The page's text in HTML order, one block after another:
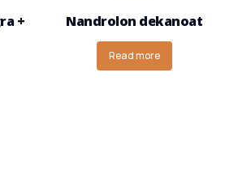
+
Nandrolon dekanoat
Read more